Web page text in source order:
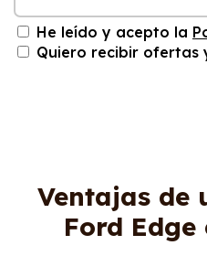
He leído y acepto la
Quiero recibir ofertas
Ventajas de
Ford